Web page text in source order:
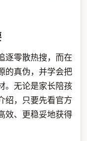
逐零散热搜，而在
的真伪，并学会把
。无论是家长陪孩
绍，只要先看官方
效、更稳妥地获得